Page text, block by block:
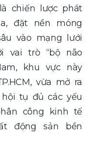
chiến lược phát
đặt nền móng
vào mạng lưới
vai trò “bộ não
khu vực này
vừa mở ra
tụ đủ các yếu
công kinh tế
động sản bền